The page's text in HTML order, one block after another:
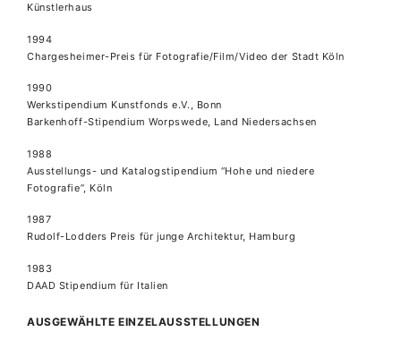
Künstlerhaus
1994
Chargesheimer-Preis für Fotografie/Film/Video der Stadt Köln
1990
Werkstipendium Kunstfonds e.V., Bonn
Barkenhoff-Stipendium Worpswede, Land Niedersachsen
1988
Ausstellungs- und Katalogstipendium “Hohe und niedere
Fotografie”, Köln
1987
Rudolf-Lodders Preis für junge Architektur, Hamburg
1983
DAAD Stipendium für Italien
AUSGEWÄHLTE EINZELAUSSTELLUNGEN